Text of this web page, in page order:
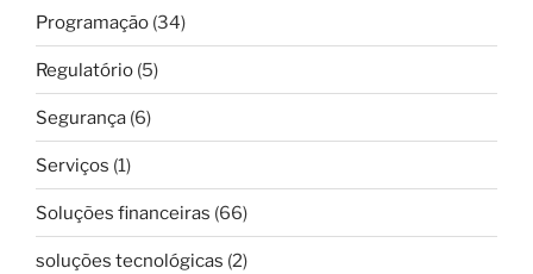
Programação (34)
Regulatório (5)
Segurança (6)
Serviços (1)
Soluções financeiras (66)
soluções tecnológicas (2)